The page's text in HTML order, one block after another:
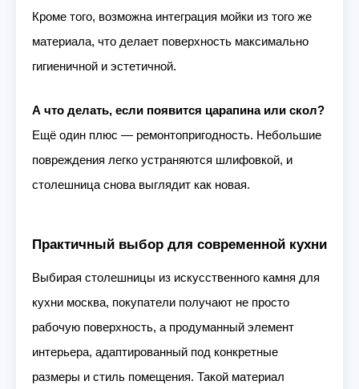
Кроме того, возможна интеграция мойки из того же
материала, что делает поверхность максимально
гигиеничной и эстетичной.
А что делать, если появится царапина или скол?
Ещё один плюс — ремонтопригодность. Небольшие
повреждения легко устраняются шлифовкой, и
столешница снова выглядит как новая.
Практичный выбор для современной кухни
Выбирая столешницы из искусственного камня для
кухни москва, покупатели получают не просто
рабочую поверхность, а продуманный элемент
интерьера, адаптированный под конкретные
размеры и стиль помещения. Такой материал